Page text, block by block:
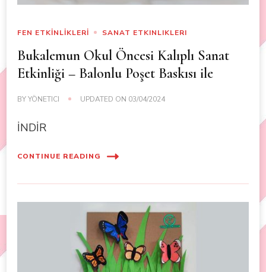
FEN ETKİNLİKLERİ SANAT ETKINLIKLERI
Bukalemun Okul Öncesi Kalıplı Sanat
Etkinliği – Balonlu Poşet Baskısı ile
BYYÖNETICI UPDATED ON 03/04/2024
İNDİR
CONTINUE READING